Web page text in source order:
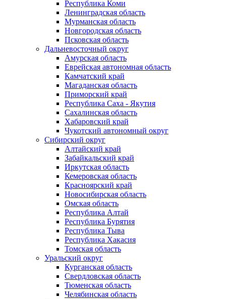
Республика Коми
Ленинградская область
Мурманская область
Новгородская область
Псковская область
Дальневосточный округ
Амурская область
Еврейская автономная область
Камчатский край
Магаданская область
Приморский край
Республика Саха - Якутия
Сахалинская область
Хабаровский край
Чукотский автономный округ
Сибирский округ
Алтайский край
Забайкальский край
Иркутская область
Кемеровская область
Красноярский край
Новосибирская область
Омская область
Республика Алтай
Республика Бурятия
Республика Тыва
Республика Хакасия
Томская область
Уральский округ
Курганская область
Свердловская область
Тюменская область
Челябинская область